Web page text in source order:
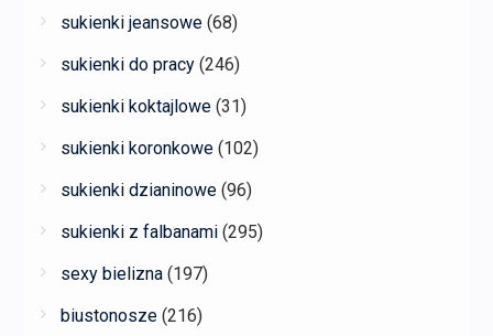
sukienki jeansowe (68)
sukienki do pracy (246)
sukienki koktajlowe (31)
sukienki koronkowe (102)
sukienki dzianinowe (96)
sukienki z falbanami (295)
sexy bielizna (197)
biustonosze (216)